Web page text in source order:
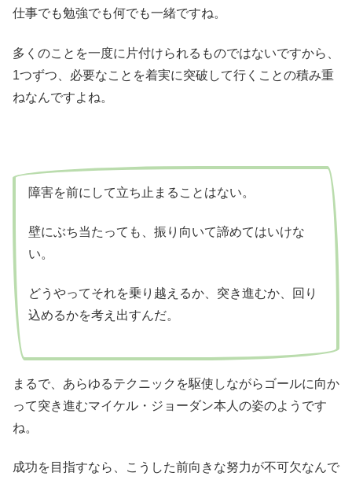
仕事でも勉強でも何でも一緒ですね。
多くのことを一度に片付けられるものではないですから、
1つずつ、必要なことを着実に突破して行くことの積み重
ねなんですよね。
障害を前にして立ち止まることはない。
壁にぶち当たっても、振り向いて諦めてはいけな
い。
どうやってそれを乗り越えるか、突き進むか、回り
込めるかを考え出すんだ。
まるで、あらゆるテクニックを駆使しながらゴールに向か
って突き進むマイケル・ジョーダン本人の姿のようです
ね。
成功を目指すなら、こうした前向きな努力が不可欠なんで